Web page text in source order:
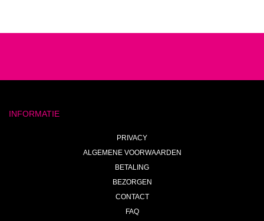
INFORMATIE
PRIVACY
ALGEMENE VOORWAARDEN
BETALING
BEZORGEN
CONTACT
FAQ